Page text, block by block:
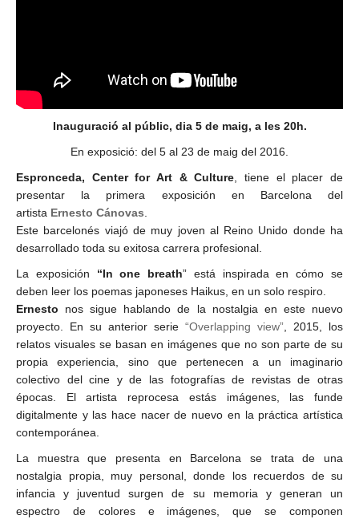
Inauguració al públic, dia 5 de maig, a les 20h.
En exposició: del 5 al 23 de maig del 2016.
Espronceda, Center for Art & Culture, tiene el placer de
presentar la primera exposición en Barcelona del
artista Ernesto Cánovas.
Este barcelonés viajó de muy joven al Reino Unido donde ha
desarrollado toda su exitosa carrera profesional.
La exposición “In one breath” está inspirada en cómo se
deben leer los poemas japoneses Haikus, en un solo respiro.
Ernesto nos sigue hablando de la nostalgia en este nuevo
proyecto. En su anterior serie “Overlapping view”, 2015, los
relatos visuales se basan en imágenes que no son parte de su
propia experiencia, sino que pertenecen a un imaginario
colectivo del cine y de las fotografías de revistas de otras
épocas. El artista reprocesa estás imágenes, las funde
digitalmente y las hace nacer de nuevo en la práctica artística
contemporánea.
La muestra que presenta en Barcelona se trata de una
nostalgia propia, muy personal, donde los recuerdos de su
infancia y juventud surgen de su memoria y generan un
espectro de colores e imágenes, que se componen